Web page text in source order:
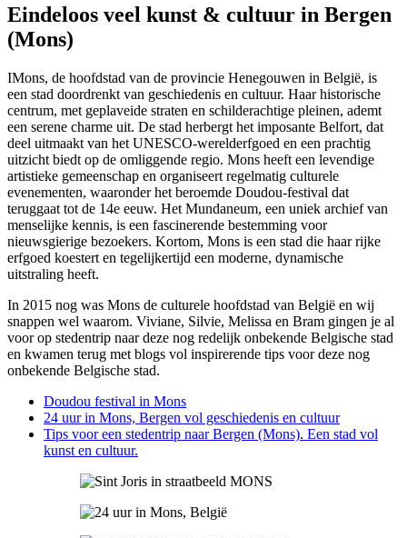
Eindeloos veel kunst & cultuur in Bergen
(Mons)
IMons, de hoofdstad van de provincie Henegouwen in België, is
een stad doordrenkt van geschiedenis en cultuur. Haar historische
centrum, met geplaveide straten en schilderachtige pleinen, ademt
een serene charme uit. De stad herbergt het imposante Belfort, dat
deel uitmaakt van het UNESCO-werelderfgoed en een prachtig
uitzicht biedt op de omliggende regio. Mons heeft een levendige
artistieke gemeenschap en organiseert regelmatig culturele
evenementen, waaronder het beroemde Doudou-festival dat
teruggaat tot de 14e eeuw. Het Mundaneum, een uniek archief van
menselijke kennis, is een fascinerende bestemming voor
nieuwsgierige bezoekers. Kortom, Mons is een stad die haar rijke
erfgoed koestert en tegelijkertijd een moderne, dynamische
uitstraling heeft.
In 2015 nog was Mons de culturele hoofdstad van België en wij
snappen wel waarom. Viviane, Silvie, Melissa en Bram gingen je al
voor op stedentrip naar deze nog redelijk onbekende Belgische stad
en kwamen terug met blogs vol inspirerende tips voor deze nog
onbekende Belgische stad.
Doudou festival in Mons
24 uur in Mons, Bergen vol geschiedenis en cultuur
Tips voor een stedentrip naar Bergen (Mons). Een stad vol
kunst en cultuur.